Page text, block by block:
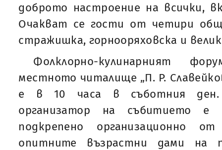
доброто настроение на всички,
Очакват се гости от четири
стражишка, горнооряховска и
Фолклорно-кулинарният
местното читалище „П. Р.
е в 10 часа в съботния ден.
организатор на събитието е
подкрепено организационно
опитните възрастни дами на